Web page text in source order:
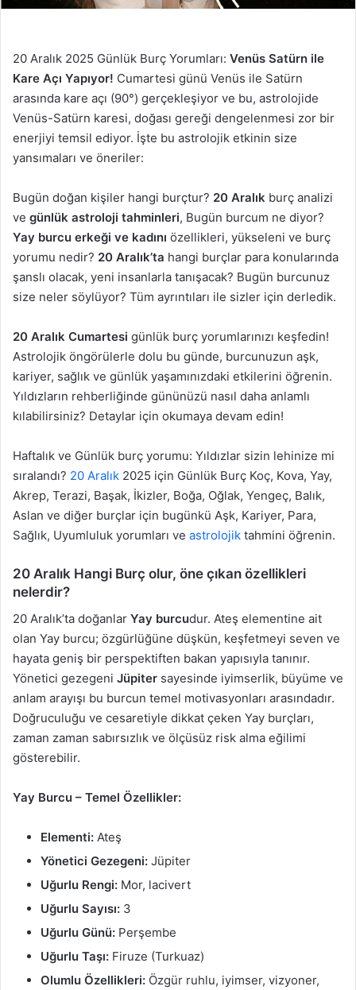
20 Aralık 2025 Günlük Burç Yorumları: Venüs Satürn ile
Kare Açı Yapıyor! Cumartesi günü Venüs ile Satürn
arasında kare açı (90°) gerçekleşiyor ve bu, astrolojide
Venüs-Satürn karesi, doğası gereği dengelenmesi zor bir
enerjiyi temsil ediyor. İşte bu astrolojik etkinin size
yansımaları ve öneriler:
Bugün doğan kişiler hangi burçtur? 20 Aralık burç analizi
ve günlük astroloji tahminleri, Bugün burcum ne diyor?
Yay burcu erkeği ve kadını özellikleri, yükseleni ve burç
yorumu nedir? 20 Aralık’ta hangi burçlar para konularında
şanslı olacak, yeni insanlarla tanışacak? Bugün burcunuz
size neler söylüyor? Tüm ayrıntıları ile sizler için derledik.
20 Aralık Cumartesi günlük burç yorumlarınızı keşfedin!
Astrolojik öngörülerle dolu bu günde, burcunuzun aşk,
kariyer, sağlık ve günlük yaşamınızdaki etkilerini öğrenin.
Yıldızların rehberliğinde gününüzü nasıl daha anlamlı
kılabilirsiniz? Detaylar için okumaya devam edin!
Haftalık ve Günlük burç yorumu: Yıldızlar sizin lehinize mi
sıralandı? 20 Aralık 2025 için Günlük Burç Koç, Kova, Yay,
Akrep, Terazi, Başak, İkizler, Boğa, Oğlak, Yengeç, Balık,
Aslan ve diğer burçlar için bugünkü Aşk, Kariyer, Para,
Sağlık, Uyumluluk yorumları ve astrolojik tahmini öğrenin.
20 Aralık Hangi Burç olur, öne çıkan özellikleri
nelerdir?
20 Aralık’ta doğanlar Yay burcudur. Ateş elementine ait
olan Yay burcu; özgürlüğüne düşkün, keşfetmeyi seven ve
hayata geniş bir perspektiften bakan yapısıyla tanınır.
Yönetici gezegeni Jüpiter sayesinde iyimserlik, büyüme ve
anlam arayışı bu burcun temel motivasyonları arasındadır.
Doğruculuğu ve cesaretiyle dikkat çeken Yay burçları,
zaman zaman sabırsızlık ve ölçüsüz risk alma eğilimi
gösterebilir.
Yay Burcu – Temel Özellikler:
Elementi: Ateş
Yönetici Gezegeni: Jüpiter
Uğurlu Rengi: Mor, lacivert
Uğurlu Sayısı: 3
Uğurlu Günü: Perşembe
Uğurlu Taşı: Firuze (Turkuaz)
Olumlu Özellikleri: Özgür ruhlu, iyimser, vizyoner,